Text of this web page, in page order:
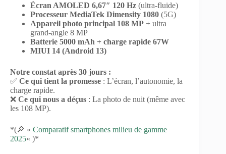
Écran AMOLED 6,67″ 120 Hz (ultra-fluide)
Processeur MediaTek Dimensity 1080 (5G)
Appareil photo principal 108 MP + ultra
grand-angle 8 MP
Batterie 5000 mAh + charge rapide 67W
MIUI 14 (Android 13)
Notre constat après 30 jours :
✅ Ce qui tient la promesse : L’écran, l’autonomie, la
charge rapide.
❌ Ce qui nous a déçus : La photo de nuit (même avec
les 108 MP).
*(🔎 « Comparatif smartphones milieu de gamme
2025« )*